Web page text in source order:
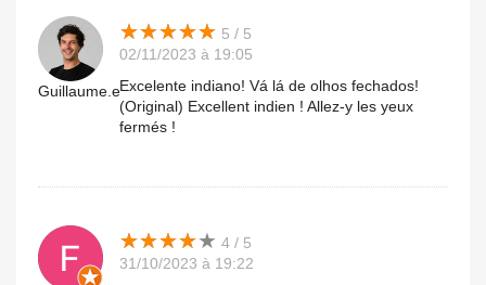
Guillaume.e
★★★★★
★★★★★ 5 / 5
02/11/2023 à 19:05
Excelente indiano! Vá lá de olhos fechados!
(Original) Excellent indien ! Allez-y les yeux
fermés !
★★★★★
★★★★★ 4 / 5
31/10/2023 à 19:22